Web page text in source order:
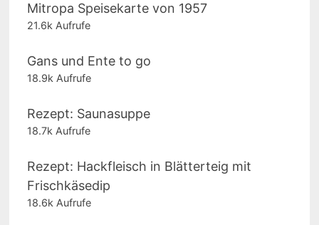
Mitropa Speisekarte von 1957
21.6k Aufrufe
Gans und Ente to go
18.9k Aufrufe
Rezept: Saunasuppe
18.7k Aufrufe
Rezept: Hackfleisch in Blätterteig mit
Frischkäsedip
18.6k Aufrufe